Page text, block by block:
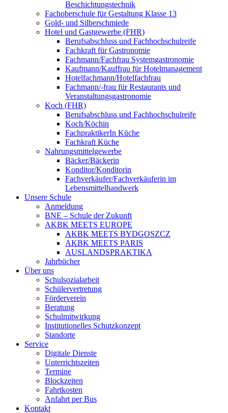
Beschichtungstechnik
Fachoberschule für Gestaltung Klasse 13
Gold- und Silberschmiede
Hotel und Gastgewerbe (FHR)
Berufsabschluss und Fachhochschulreife
Fachkraft für Gastronomie
Fachmann/Fachfrau Systemgastronomie
Kaufmann/Kauffrau für Hotelmanagement
Hotelfachmann/Hotelfachfrau
Fachmann/-frau für Restaurants und
Veranstaltungsgastronomie
Koch (FHR)
Berufsabschluss und Fachhochschulreife
Koch/Köchin
FachpraktikerIn Küche
Fachkraft Küche
Nahrungsmittelgewerbe
Bäcker/Bäckerin
Konditor/Konditorin
Fachverkäufer/Fachverkäuferin im
Lebensmittelhandwerk
Unsere Schule
Anmeldung
BNE – Schule der Zukunft
AKBK MEETS EUROPE
AKBK MEETS BYDGOSZCZ
AKBK MEETS PARIS
AUSLANDSPRAKTIKA
Jahrbücher
Über uns
Schulsozialarbeit
Schülervertretung
Förderverein
Beratung
Schulmitwirkung
Institutionelles Schutzkonzept
Standorte
Service
Digitale Dienste
Unterrichtszeiten
Termine
Blockzeiten
Fahrtkosten
Anfahrt per Bus
Kontakt